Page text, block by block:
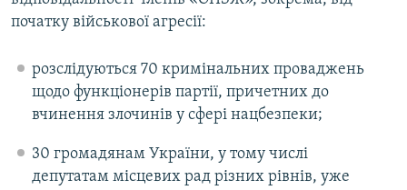
початку військової агресії:
розслідуються 70 кримінальних проваджень
щодо функціонерів партії, причетних до
вчинення злочинів у сфері нацбезпеки;
30 громадянам України, у тому числі
депутатам місцевих рад різних рівнів, уже